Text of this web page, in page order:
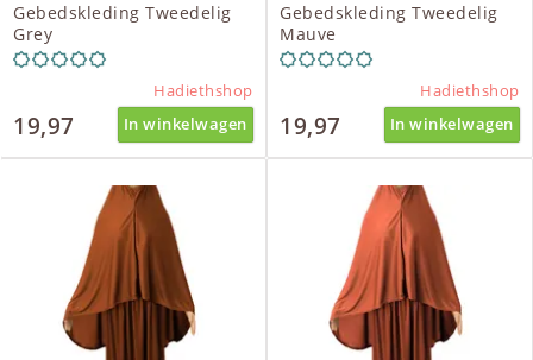
Gebedskleding Tweedelig
Grey
Hadiethshop
19,97 In winkelwagen
Gebedskleding Tweedelig
Mauve
Hadiethshop
19,97 In winkelwagen